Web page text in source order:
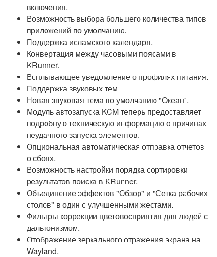
включения.
Возможность выбора большего количества типов
приложений по умолчанию.
Поддержка исламского календаря.
Конвертация между часовыми поясами в
KRunner.
Всплывающее уведомление о профилях питания.
Поддержка звуковых тем.
Новая звуковая тема по умолчанию "Океан".
Модуль автозапуска KCM теперь предоставляет
подробную техническую информацию о причинах
неудачного запуска элементов.
Опциональная автоматическая отправка отчетов
о сбоях.
Возможность настройки порядка сортировки
результатов поиска в KRunner.
Объединение эффектов "Обзор" и "Сетка рабочих
столов" в один с улучшенными жестами.
Фильтры коррекции цветовосприятия для людей с
дальтонизмом.
Отображение зеркального отражения экрана на
Wayland.